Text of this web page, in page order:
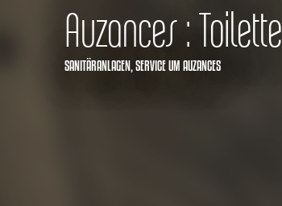
Auzances :
SANITÄRANLAGEN, SERVICEUM AUZANCES